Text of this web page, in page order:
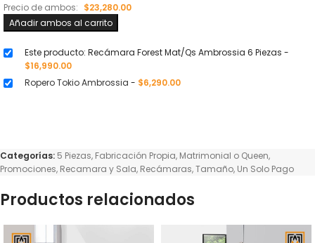
Precio de ambos: $23,280.00
Añadir ambos al carrito
Este producto: Recámara Forest Mat/Qs Ambrossia 6 Piezas -
$16,990.00
Ropero Tokio Ambrossia - $6,290.00
Categorías: 5 Piezas, Fabricación Propia, Matrimonial o Queen,
Promociones, Recamara y Sala, Recámaras,Tamaño, Un Solo Pago
Productos relacionados